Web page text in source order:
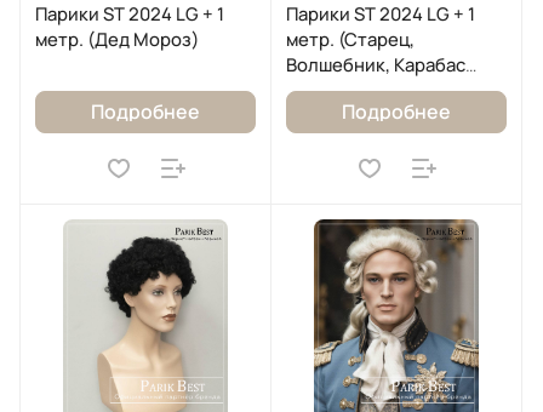
Парики ST 2024 LG + 1
метр. (Дед Мороз)
Подробнее
Парики ST 2024 LG + 1
метр. (Старец,
Волшебник, Карабас
Барабас.)
Подробнее